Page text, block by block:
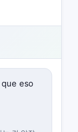
eso